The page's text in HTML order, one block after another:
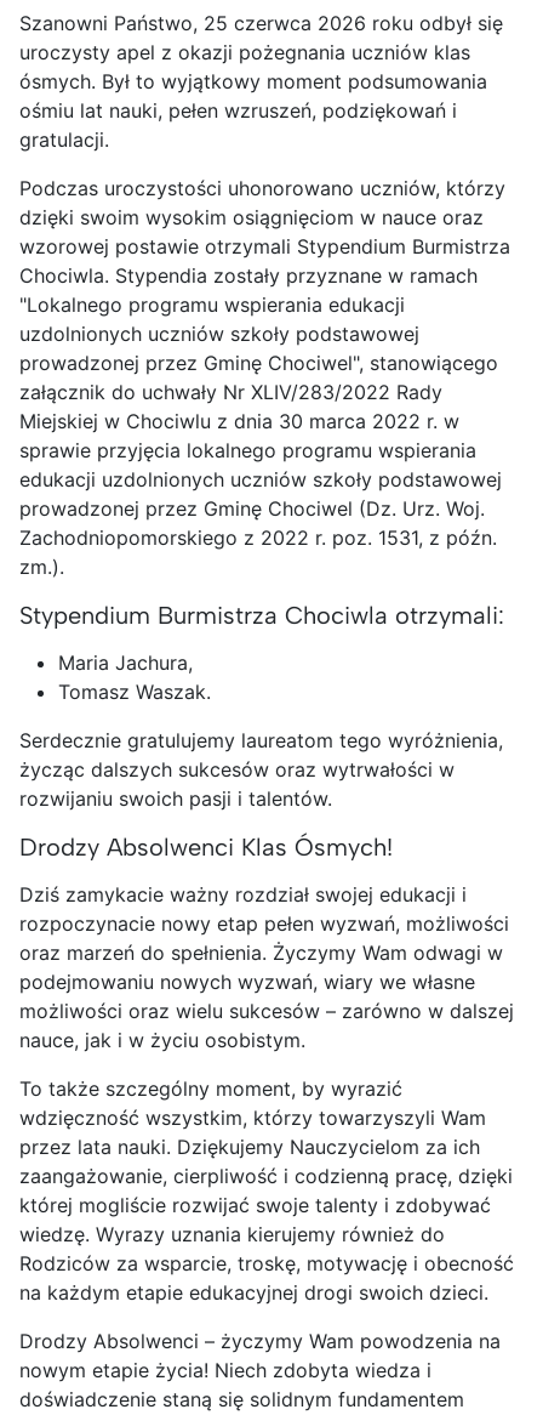
Szanowni Państwo, 25 czerwca 2026 roku odbył się
uroczysty apel z okazji pożegnania uczniów klas
ósmych. Był to wyjątkowy moment podsumowania
ośmiu lat nauki, pełen wzruszeń, podziękowań i
gratulacji.
Podczas uroczystości uhonorowano uczniów, którzy
dzięki swoim wysokim osiągnięciom w nauce oraz
wzorowej postawie otrzymali Stypendium Burmistrza
Chociwla. Stypendia zostały przyznane w ramach
"Lokalnego programu wspierania edukacji
uzdolnionych uczniów szkoły podstawowej
prowadzonej przez Gminę Chociwel", stanowiącego
załącznik do uchwały Nr XLIV/283/2022 Rady
Miejskiej w Chociwlu z dnia 30 marca 2022 r. w
sprawie przyjęcia lokalnego programu wspierania
edukacji uzdolnionych uczniów szkoły podstawowej
prowadzonej przez Gminę Chociwel (Dz. Urz. Woj.
Zachodniopomorskiego z 2022 r. poz. 1531, z późn.
zm.).
Stypendium Burmistrza Chociwla otrzymali:
Maria Jachura,
Tomasz Waszak.
Serdecznie gratulujemy laureatom tego wyróżnienia,
życząc dalszych sukcesów oraz wytrwałości w
rozwijaniu swoich pasji i talentów.
Drodzy Absolwenci Klas Ósmych!
Dziś zamykacie ważny rozdział swojej edukacji i
rozpoczynacie nowy etap pełen wyzwań, możliwości
oraz marzeń do spełnienia. Życzymy Wam odwagi w
podejmowaniu nowych wyzwań, wiary we własne
możliwości oraz wielu sukcesów – zarówno w dalszej
nauce, jak i w życiu osobistym.
To także szczególny moment, by wyrazić
wdzięczność wszystkim, którzy towarzyszyli Wam
przez lata nauki. Dziękujemy Nauczycielom za ich
zaangażowanie, cierpliwość i codzienną pracę, dzięki
której mogliście rozwijać swoje talenty i zdobywać
wiedzę. Wyrazy uznania kierujemy również do
Rodziców za wsparcie, troskę, motywację i obecność
na każdym etapie edukacyjnej drogi swoich dzieci.
Drodzy Absolwenci – życzymy Wam powodzenia na
nowym etapie życia! Niech zdobyta wiedza i
doświadczenie staną się solidnym fundamentem